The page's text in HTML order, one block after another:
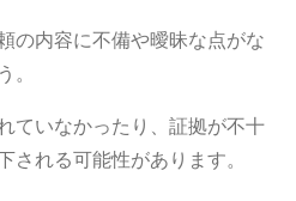
の内容に不備や曖昧な点がな
。
ていなかったり、証拠が不十
される可能性があります。